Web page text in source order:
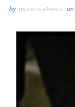
by Imprensa News on